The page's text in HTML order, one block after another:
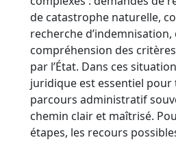
de catastrophe naturelle,
recherche
compréhension des
par l’État. Dans ces
juridique est essentiel
parcours administratif
chemin clair et maîtrisé.
étapes, les recours